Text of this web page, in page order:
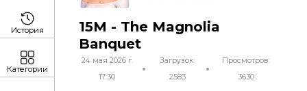
15M - The Magnolia
Banquet
24 мая 2026 г.
17:30
Загрузок:
2583
Просмотров:
3630
История
Категории